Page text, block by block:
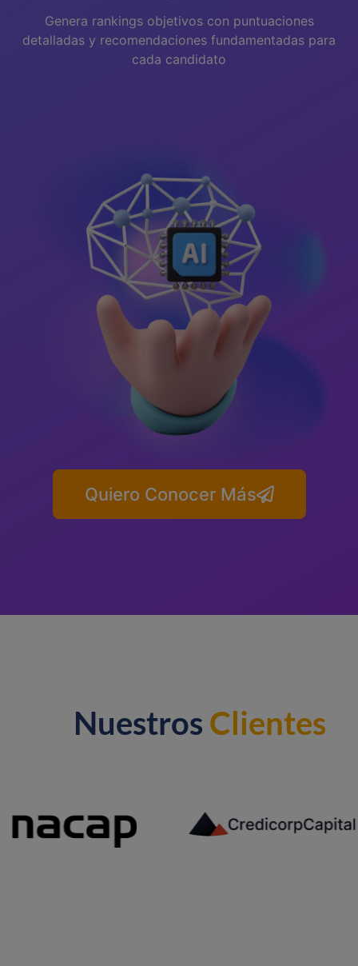
Genera rankings objetivos con puntuaciones
detalladas y recomendaciones fundamentadas para
cada candidato
Quiero Conocer Más
Nuestros Clientes